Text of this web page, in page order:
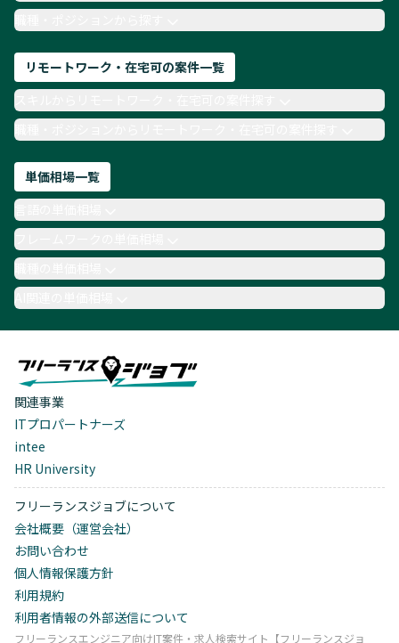
TypeScript
Laravel AWS
職種・ポジションから探す
リモートワーク・在宅可の案件一覧
職種・ポジションからリモートワーク・在宅可の案件探す
単価相場一覧
職種の単価相場
AI関連の単価相場
関連事業
ITプロパートナーズ
intee
HR University
フリーランスジョブについて
会社概要（運営会社）
お問い合わせ
個人情報保護方針
利用規約
利用者情報の外部送信について
フリーランスエンジニア向けIT案件・求人検索サイト【フリーランスジョ